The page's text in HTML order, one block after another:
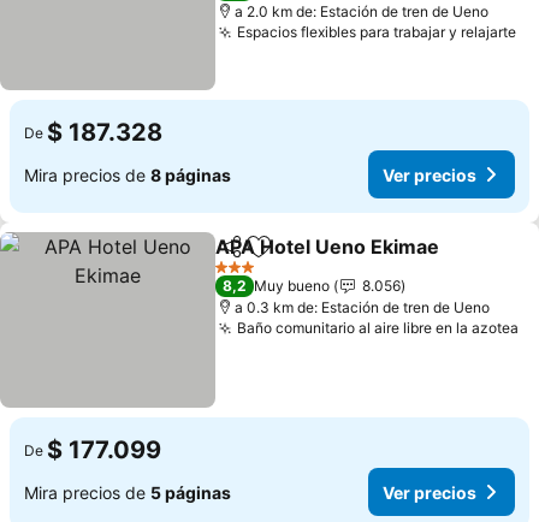
a 2.0 km de: Estación de tren de Ueno
Espacios flexibles para trabajar y relajarte
De $ 187.328
Mira precios de 8 páginas Ver precios
CompartirAgregar a favoritos
APA Hotel Ueno Ekimae
3 Estrellas
8,2 Muy bueno
8.056
a 0.3 km de: Estación de tren de Ueno
Baño comunitario al aire libre en la azotea
De $ 177.099
Mira precios de 5 páginas Ver precios